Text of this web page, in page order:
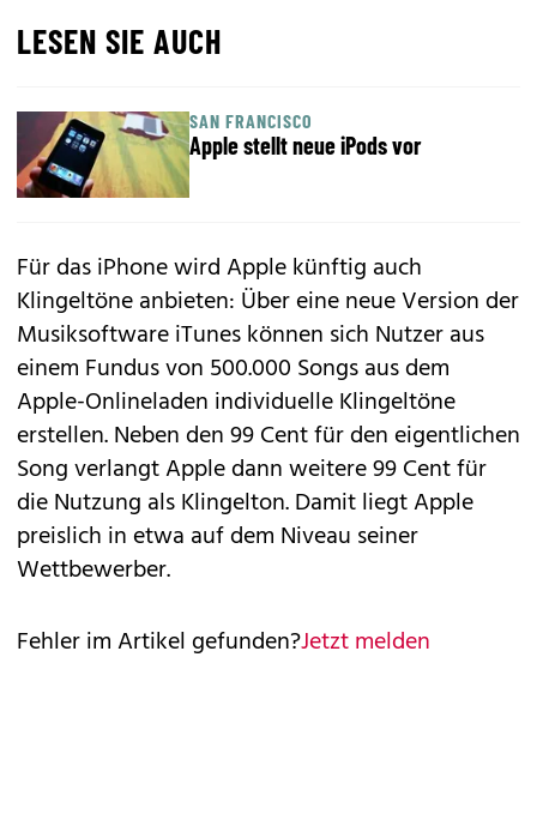
LESEN SIE AUCH
SAN FRANCISCO
Apple stellt neue iPods vor
Für das iPhone wird Apple künftig auch
Klingeltöne anbieten: Über eine neue Version der
Musiksoftware iTunes können sich Nutzer aus
einem Fundus von 500.000 Songs aus dem
Apple-Onlineladen individuelle Klingeltöne
erstellen. Neben den 99 Cent für den eigentlichen
Song verlangt Apple dann weitere 99 Cent für
die Nutzung als Klingelton. Damit liegt Apple
preislich in etwa auf dem Niveau seiner
Wettbewerber.
Fehler im Artikel gefunden?Jetzt melden